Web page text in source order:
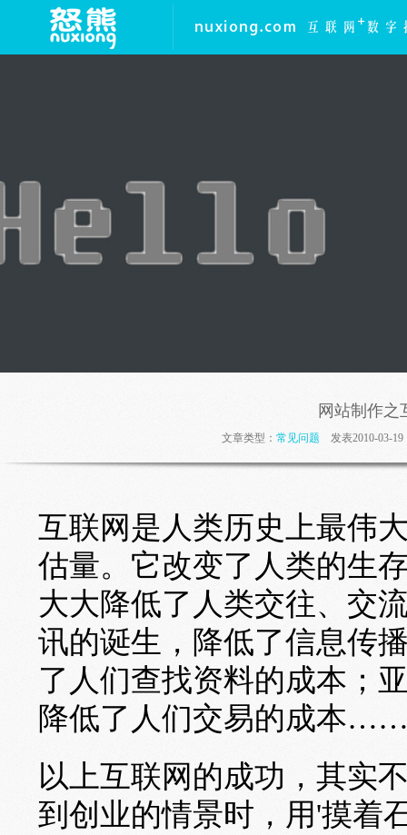
网站制作之
文章类型： 常见问题 发表2010-03-
互联网是人类历史上最伟
估量。它改变了人类的生
大大降低了人类交往、交
讯的诞生，降低了信息传
了人们查找资料的成本；
降低了人们交易的成本
以上互联网的成功，其实
到创业的情景时，用'摸着